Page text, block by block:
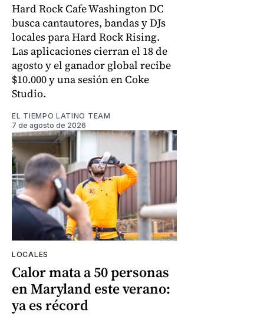
Hard Rock Cafe Washington DC
busca cantautores, bandas y DJs
locales para Hard Rock Rising.
Las aplicaciones cierran el 18 de
agosto y el ganador global recibe
$10.000 y una sesión en Coke
Studio.
EL TIEMPO LATINO TEAM
7 de agosto de 2026
LOCALES
Calor mata a 50 personas
en Maryland este verano:
ya es récord